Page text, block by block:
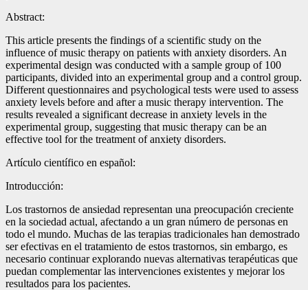
Abstract:
This article presents the findings of a scientific study on the
influence of music therapy on patients with anxiety disorders. An
experimental design was conducted with a sample group of 100
participants, divided into an experimental group and a control group.
Different questionnaires and psychological tests were used to assess
anxiety levels before and after a music therapy intervention. The
results revealed a significant decrease in anxiety levels in the
experimental group, suggesting that music therapy can be an
effective tool for the treatment of anxiety disorders.
Artículo científico en español:
Introducción:
Los trastornos de ansiedad representan una preocupación creciente
en la sociedad actual, afectando a un gran número de personas en
todo el mundo. Muchas de las terapias tradicionales han demostrado
ser efectivas en el tratamiento de estos trastornos, sin embargo, es
necesario continuar explorando nuevas alternativas terapéuticas que
puedan complementar las intervenciones existentes y mejorar los
resultados para los pacientes.